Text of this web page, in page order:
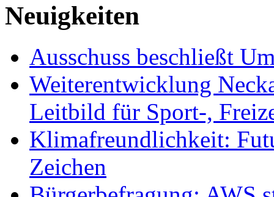
Neuigkeiten
Ausschuss beschließt
Weiterentwicklung
Leitbild für Sport-,
Klimafreundlichkeit:
Zeichen